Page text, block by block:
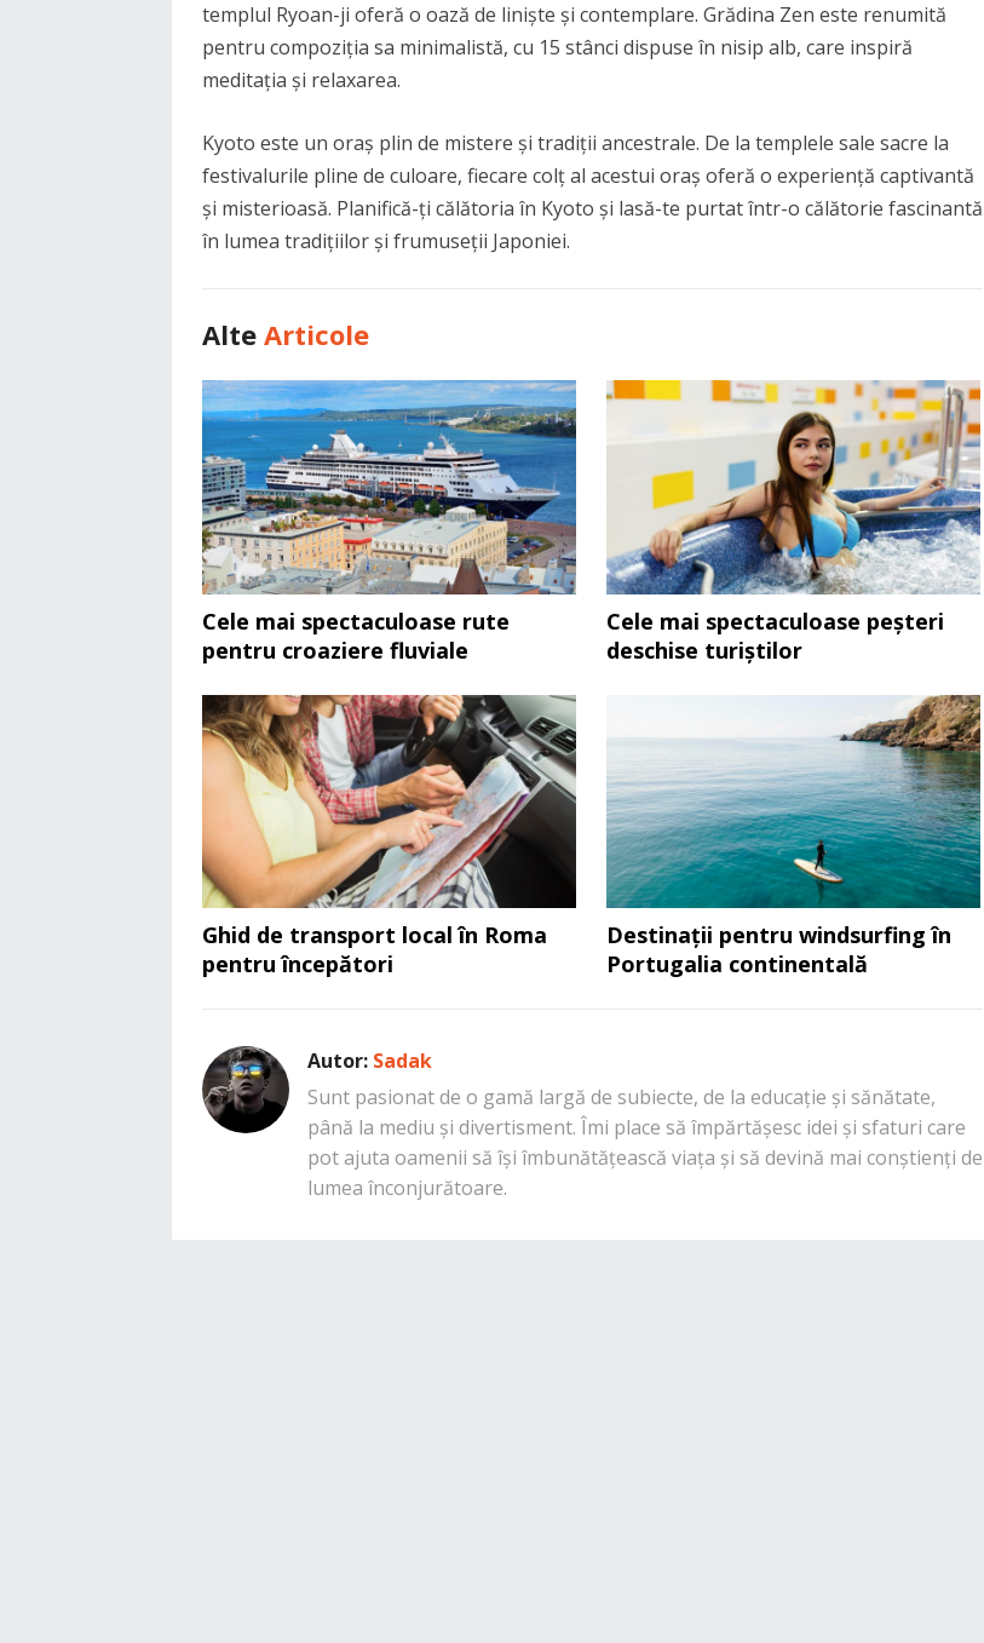
templul Ryoan-ji oferă o oază de liniște și contemplare. Grădina Zen este renumită
pentru compoziția sa minimalistă, cu 15 stânci dispuse în nisip alb, care inspiră
meditația și relaxarea.
Kyoto este un oraș plin de mistere și tradiții ancestrale. De la templele sale sacre la
festivalurile pline de culoare, fiecare colț al acestui oraș oferă o experiență captivantă
și misterioasă. Planifică-ți călătoria în Kyoto și lasă-te purtat într-o călătorie fascinantă
în lumea tradițiilor și frumuseții Japoniei.
Alte Articole
Cele mai spectaculoase rute
pentru croaziere fluviale
Cele mai spectaculoase peșteri
deschise turiștilor
Ghid de transport local în Roma
pentru începători
Destinații pentru windsurfing în
Portugalia continentală
Autor: Sadak
Sunt pasionat de o gamă largă de subiecte, de la educație și sănătate,
până la mediu și divertisment. Îmi place să împărtășesc idei și sfaturi care
pot ajuta oamenii să își îmbunătățească viața și să devină mai conștienți de
lumea înconjurătoare.